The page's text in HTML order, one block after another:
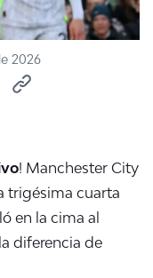
2026
! Manchester City
trigésima cuarta
en la cima al
diferencia de